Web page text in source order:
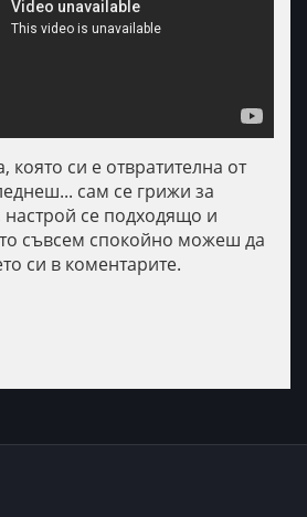
която си е отвратителна от
сам се грижи за
настрой се подходящо и
съвсем спокойно можеш да
си в коментарите.